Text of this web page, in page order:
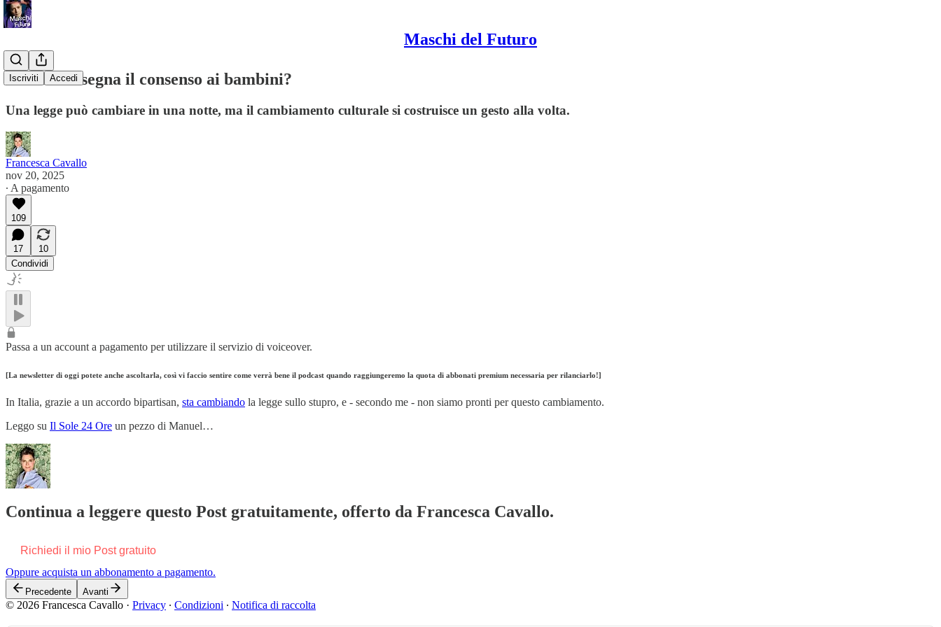
Maschi del Futuro
Iscriviti Accedi
Come si insegna il consenso ai bambini?
Una legge può cambiare in una notte, ma il cambiamento culturale si costruisce un gesto alla volta.
Francesca Cavallo
nov 20, 2025
∙ A pagamento
109
17
10
Condividi
Passa a un account a pagamento per utilizzare il servizio di voiceover.
[La newsletter di oggi potete anche ascoltarla, così vi faccio sentire come verrà bene il podcast quando raggiungeremo la quota di abbonati premium necessaria per rilanciarlo!]
In Italia, grazie a un accordo bipartisan, sta cambiando la legge sullo stupro, e - secondo me - non siamo pronti per questo cambiamento.
Leggo su Il Sole 24 Ore un pezzo di Manuel…
Continua a leggere questo Post gratuitamente, offerto da Francesca Cavallo.
Richiedi il mio Post gratuito
Oppure acquista un abbonamento a pagamento.
Precedente Avanti
© 2026 Francesca Cavallo · Privacy ∙ Condizioni ∙ Notifica di raccolta